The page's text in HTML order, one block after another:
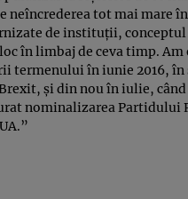
neîncrederea tot mai mare în
de instituţii, conceptul
în limbaj de ceva timp. Am
termenului în iunie 2016, în
şi din nou în iulie, când
nominalizarea Partidului